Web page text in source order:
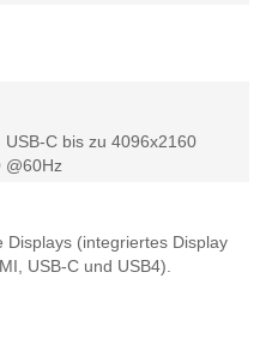
C bis zu 4096x2160
@60Hz
(integriertes Display
USB-C und USB4).